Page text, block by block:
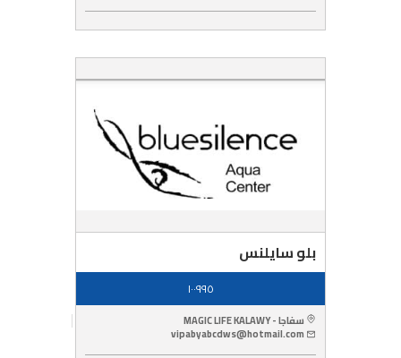
بلو سايلنس
١٠٠٩٩٥
سفاجا - MAGIC LIFE KALAWY
vipabyabcdws@hotmail.com